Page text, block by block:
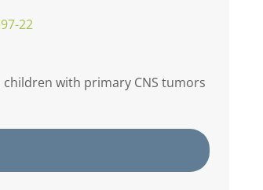
22
with primary CNS tumors